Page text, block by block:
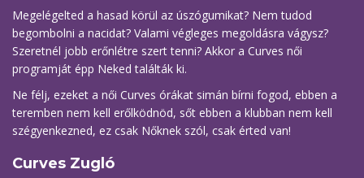
Megelégelted a hasad körül az úszógumikat? Nem tudod
begombolni a nacidat? Valami végleges megoldásra vágysz?
Szeretnél jobb erőnlétre szert tenni? Akkor a Curves női
programját épp Neked találták ki.
Ne félj, ezeket a női Curves órákat simán bírni fogod, ebben a
teremben nem kell erőlködnöd, sőt ebben a klubban nem kell
szégyenkezned, ez csak Nőknek szól, csak érted van!
Curves Zugló